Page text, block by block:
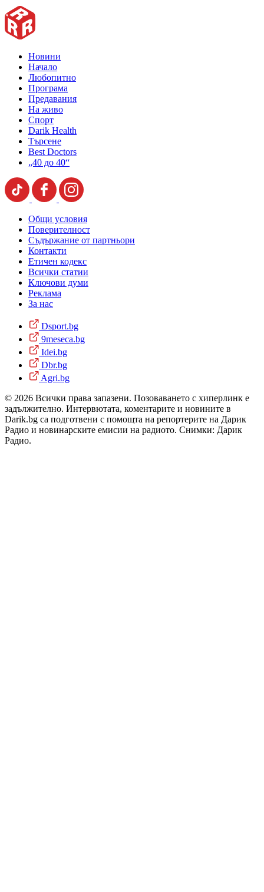
Новини
Начало
Любопитно
Програма
Предавания
На живо
Спорт
Darik Health
Търсене
Best Doctors
„40 до 40“
Общи условия
Поверителност
Съдържание от партньори
Контакти
Етичен кодекс
Всички статии
Ключови думи
Реклама
За нас
Dsport.bg
9meseca.bg
Idei.bg
Dbr.bg
Agri.bg
© 2026 Всички права запазени. Позоваването с хиперлинк е
задължително. Интервютата, коментарите и новините в
Darik.bg са подготвени с помощта на репортерите на Дарик
Радио и новинарските емисии на радиото. Снимки: Дарик
Радио.